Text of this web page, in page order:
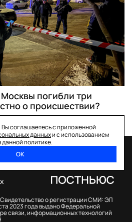
погибли три
о происшествии?
соглашаетесь с приложенной
данныхи с использованием
политике.
ОК
Свидетельство о регистрации СМИ: ЭЛ
2023 года выдано Федеральной
связи, информационных технологий